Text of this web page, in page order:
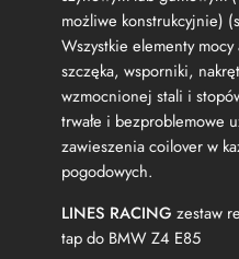
możliwe konstrukcyjnie)
Wszystkie elementy
szczęka, wsporniki,
wzmocnionej stali i
trwałe i bezproblemowe
zawieszenia coilover w
pogodowych.
LINES RACING zestaw
tap do BMW Z4 E85